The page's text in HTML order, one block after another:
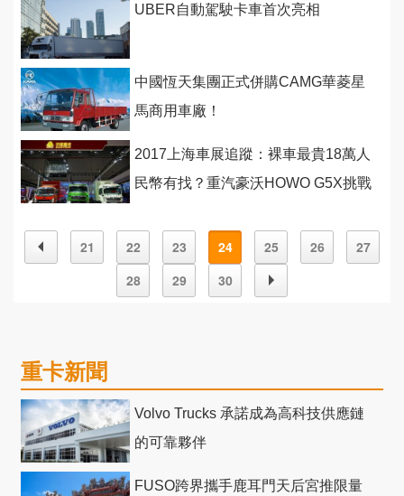
UBER自動駕駛卡車首次亮相
中國恆天集團正式併購CAMG華菱星
馬商用車廠！
2017上海車展追蹤：裸車最貴18萬人
民幣有找？重汽豪沃HOWO G5X挑戰
21 22 23 24 25 26
27
28
29 30
重卡新聞
Volvo Trucks 承諾成為高科技供應鏈
的可靠夥伴
FUSO跨界攜手鹿耳門天后宮推限量